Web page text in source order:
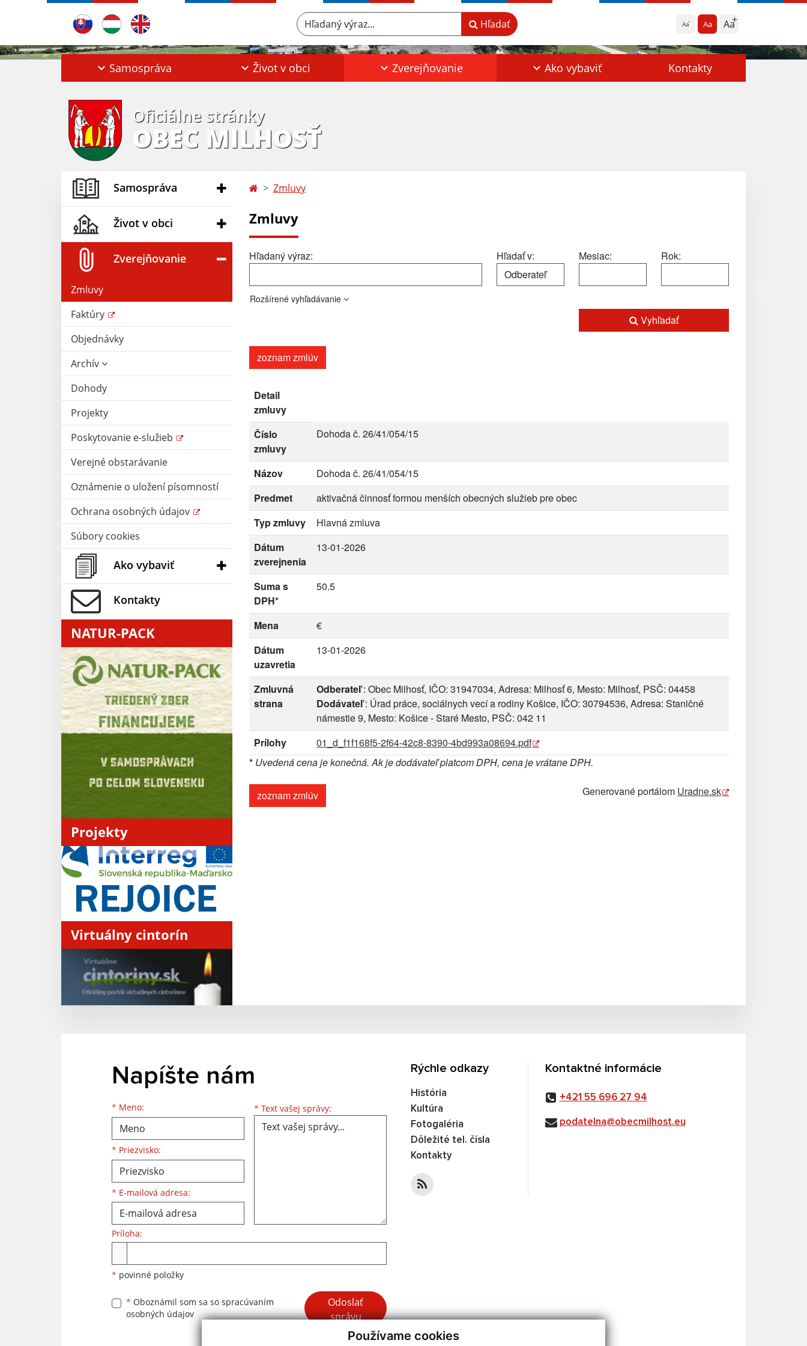
Používame cookies
Aa Aa Aa
Hľadaný výraz... Hľadať
Samospráva Život v obci Zverejňovanie Ako vybaviť Kontakty
Oficiálne stránky
OBEC MILHOSŤ
Samospráva
Život v obci
Zverejňovanie
Zmluvy
Faktúry
Objednávky
Archív
Dohody
Projekty
Poskytovanie e-služieb
Verejné obstarávanie
Oznámenie o uložení písomností
Ochrana osobných údajov
Súbory cookies
Ako vybaviť
Kontakty
NATUR-PACK
Projekty
Virtuálny cintorín
Zmluvy
Zmluvy
Hľadaný výraz: Hľadať v: Mesiac: Rok:
Rozšírené vyhľadávanie
Vyhľadať
zoznam zmlúv
Detail
zmluvy
Číslo
zmluvy
Dohoda č. 26/41/054/15
Názov
Dohoda č. 26/41/054/15
Predmet
aktivačná činnosť formou menších obecných služieb pre obec
Typ zmluvy
Hlavná zmluva
Dátum
zverejnenia
13-01-2026
Suma s
DPH*
50.5
Mena
€
Dátum
uzavretia
13-01-2026
Zmluvná
strana
Odberateľ: Obec Milhosť, IČO: 31947034, Adresa: Milhosť 6, Mesto: Milhosť, PSČ: 04458
Dodávateľ: Úrad práce, sociálnych vecí a rodiny Košice, IČO: 30794536, Adresa: Staničné
námestie 9, Mesto: Košice - Staré Mesto, PSČ: 042 11
Prílohy
01_d_f1f168f5-2f64-42c8-8390-4bd993a08694.pdf
* Uvedená cena je konečná. Ak je dodávateľ platcom DPH, cena je vrátane DPH.
zoznam zmlúv Generované portálom Uradne.sk
Napíšte nám
* Meno:
Meno
* Priezvisko:
Priezvisko
* E-mailová adresa:
E-mailová adresa * Text vašej správy: Text vašej správy...
Príloha:
* povinné položky
* Oboznámil som sa so spracúvaním
osobných údajov
Google reCaptcha Response
Odoslať
správu
Rýchle odkazy
História
Kultúra
Fotogaléria
Dôležité tel. čísla
Kontakty
Kontaktné informácie
+421 55 696 27 94
podatelna@obecmilhost.eu